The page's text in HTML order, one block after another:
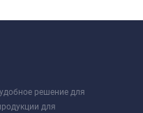
решение для
для